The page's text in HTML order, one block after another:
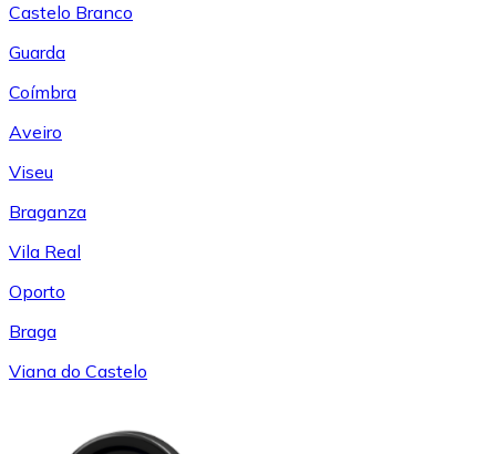
Castelo Branco
Guarda
Coímbra
Aveiro
Viseu
Braganza
Vila Real
Oporto
Braga
Viana do Castelo